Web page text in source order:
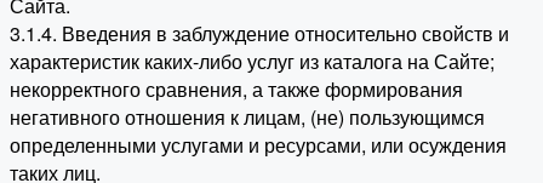
3.1.4. Введения в заблуждение относительно свойств и
характеристик каких-либо услуг из каталога на Сайте;
некорректного сравнения, а также формирования
негативного отношения к лицам, (не) пользующимся
определенными услугами и ресурсами, или осуждения
таких лиц.